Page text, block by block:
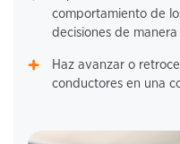
comportamiento de
decisiones de
Haz avanzar o
conductores en una